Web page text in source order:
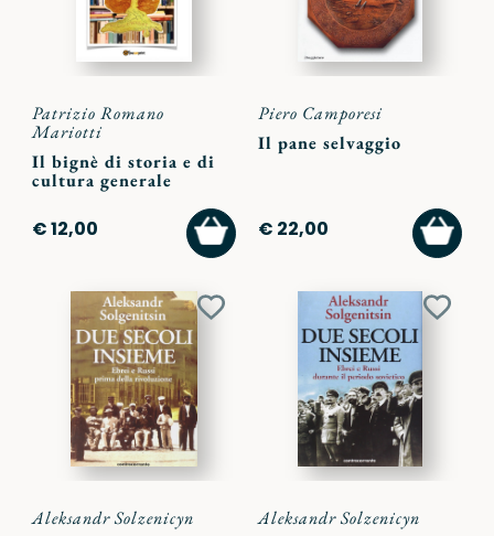
Patrizio Romano
Mariotti
Il bignè di storia e di
cultura generale
€ 12,00
AGGIUNGI
AL
CARRELLO
Piero Camporesi
Il pane selvaggio
€ 22,00
AL
Aggiungi
Aleksandr Solzenicyn
Aleksandr Solzenicyn